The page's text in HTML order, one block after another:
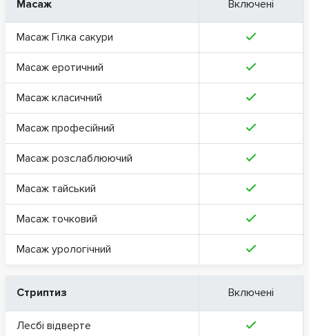
Масаж Включені
Масаж Гілка сакури
Масаж еротичний
Масаж класичний
Масаж професійний
Масаж розслаблюючий
Масаж тайський
Масаж точковий
Масаж урологічний
Стриптиз Включені
Лесбі відверте